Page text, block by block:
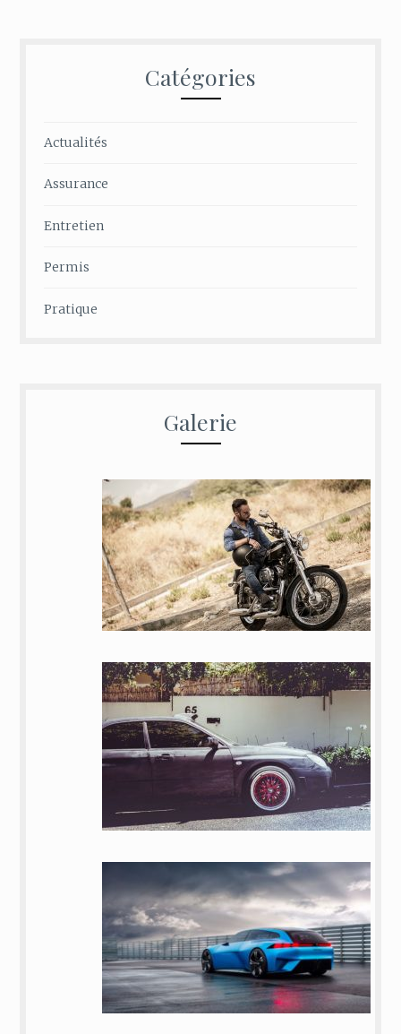
Catégories
Actualités
Assurance
Entretien
Permis
Pratique
Galerie